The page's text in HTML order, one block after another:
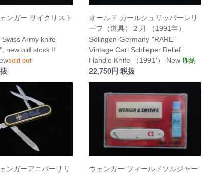
ンガー サイクリスト
Army knife
new old stock !!
sold out
オールド カールシュリッパーレリ
ーフ（道具）２刀 （1991年）
Solingen-Germany "RARE"
Vintage Carl Schlieper Relief
Handle Knife （1991’） New 即納
22,750円 税抜
ンガーアニバーサリ
ウェンガー フィールドソルジャー